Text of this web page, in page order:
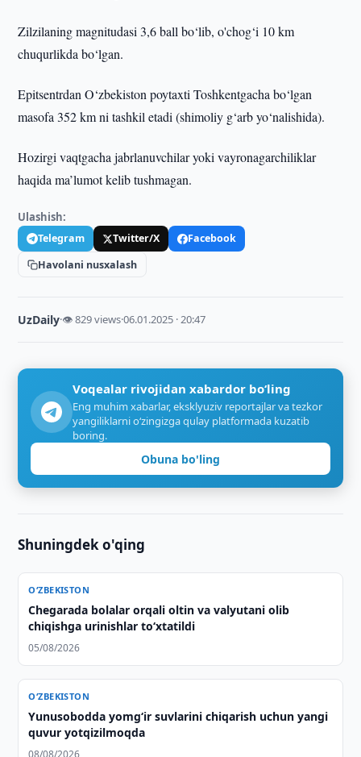
Zilzilaning magnitudasi 3,6 ball bo‘lib, o'chog‘i 10 km
chuqurlikda bo‘lgan.
Epitsentrdan O‘zbekiston poytaxti Toshkentgacha bo‘lgan
masofa 352 km ni tashkil etadi (shimoliy g‘arb yo‘nalishida).
Hozirgi vaqtgacha jabrlanuvchilar yoki vayronagarchiliklar
haqida ma’lumot kelib tushmagan.
Ulashish:
Telegram Twitter/X
Facebook
Havolani nusxalash
UzDaily·👁 829 views·06.01.2025 · 20:47
Voqealar rivojidan xabardor bo‘ling
Eng muhim xabarlar, eksklyuziv reportajlar va tezkor
yangiliklarni o‘zingizga qulay platformada kuzatib
boring.
Obuna bo'ling
Shuningdek o'qing
O‘ZBEKISTON
Chegarada bolalar orqali oltin va valyutani olib
chiqishga urinishlar to‘xtatildi
05/08/2026
O‘ZBEKISTON
Yunusobodda yomg‘ir suvlarini chiqarish uchun yangi
quvur yotqizilmoqda
08/08/2026